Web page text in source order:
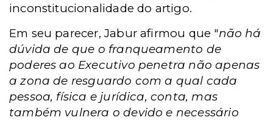
inconstitucionalidade do artigo.
Em seu parecer, Jabur afirmou que "não há
dúvida de que o franqueamento de
poderes ao Executivo penetra não apenas
a zona de resguardo com a qual cada
pessoa, física e jurídica, conta, mas
também vulnera o devido e necessário